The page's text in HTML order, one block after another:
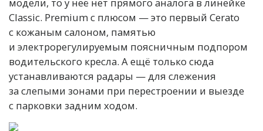
Classic. Premium с плюсом — это первый Cerato
с кожаным салоном, памятью
и электрорегулируемым поясничным подпором
водительского кресла. А ещё только сюда
устанавливаются радары — для слежения
за слепыми зонами при перестроении и выезде
с парковки задним ходом.